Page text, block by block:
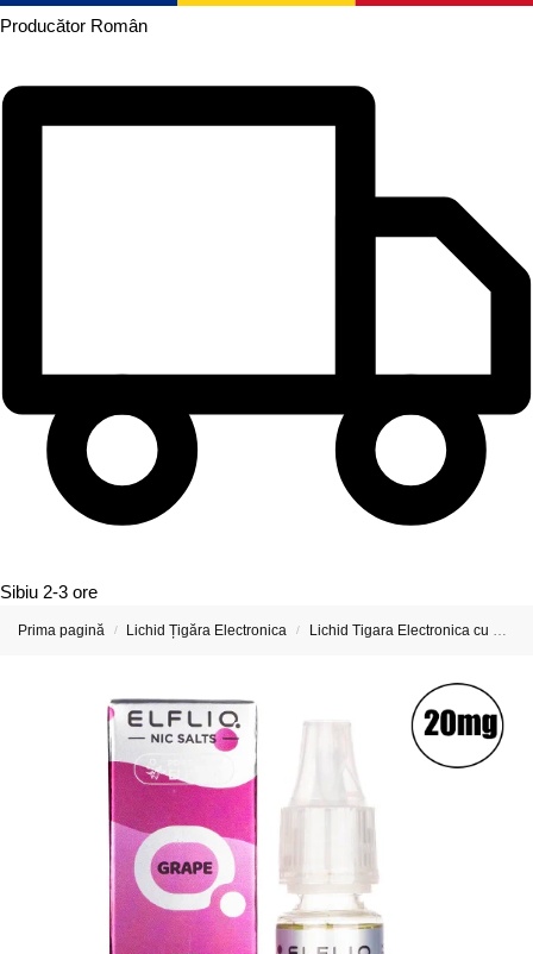
Producător Român
Sibiu 2-3 ore
Prima pagină / Lichid Țigăra Electronica / Lichid Tigara Electronica cu Nicotina